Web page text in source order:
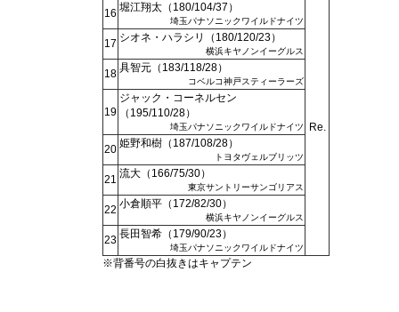
16 堀江翔太（180/104/37）
埼玉パナソニックワイルドナイツ
Re.
17 シオネ・ハラシリ（180/120/23）
横浜キヤノンイーグルス
18 具智元（183/118/28）
コベルコ神戸スティーラーズ
19
ジャック・コーネルセン
（195/110/28）
埼玉パナソニックワイルドナイツ
20 姫野和樹（187/108/28）
トヨタヴェルブリッツ
21 流大（166/75/30）
東京サントリーサンゴリアス
22 小倉順平（172/82/30）
横浜キヤノンイーグルス
23 長田智希（179/90/23）
埼玉パナソニックワイルドナイツ
※背番号の白抜きはキャプテン